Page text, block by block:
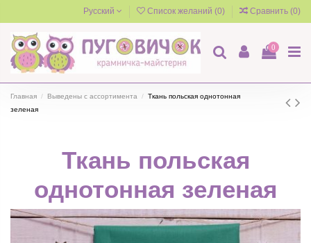
Русский Список желаний (0) Сравнить (0)
0
Главная Выведены с ассортимента
Ткань польская однотонная
зеленая
Ткань польская
однотонная зеленая